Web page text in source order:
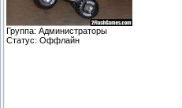
Группа: Администраторы
Статус: Оффлайн